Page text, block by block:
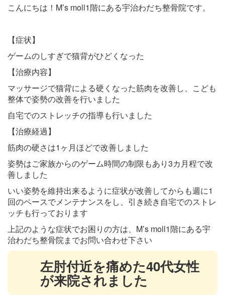
こんにちは！M’s moll1階にある宇治わだち整骨院です。
【症状】
ゲームのしすぎで猫背がひどくなった
【治療内容】
マッサージで猫背による硬くなった筋肉を改善し、こども
整体で姿勢の改善を行いました
自宅でのストレッチの指導も行いました
【治療経過】
筋肉の硬さは1ヶ月ほどで改善しました
姿勢はご家族からのゲーム時間の制限もあり3カ月程で改
善しました
いい姿勢を維持出来るように症状が改善してからも週に1
回のペースでメンテナンスをし、引き続き自宅でのストレ
ッチも行っております
上記のような症状でお困りの方は、M’s moll1階にある宇
治わだち整骨院までお問い合わせ下さい
左肘付近を痛めた40代女性
が来院されました